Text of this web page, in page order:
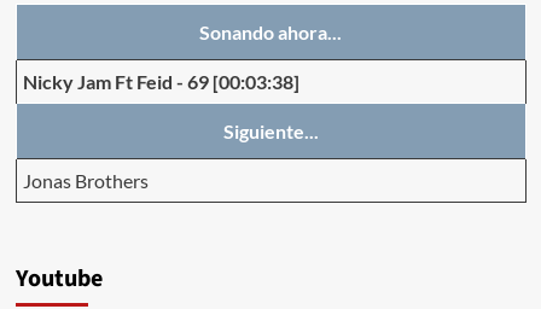
Sonando ahora...
Nicky Jam Ft Feid - 69 [00:03:38]
Siguiente...
Jonas Brothers
Youtube